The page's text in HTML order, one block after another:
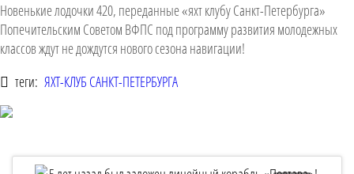
Новенькие лодочки 420, переданные «яхт клубу Санкт-Петербурга»
Попечительским Советом ВФПС под программу развития молодежных
классов ждут не дождутся нового сезона навигации!
теги: ЯХТ-КЛУБ САНКТ-ПЕТЕРБУРГА